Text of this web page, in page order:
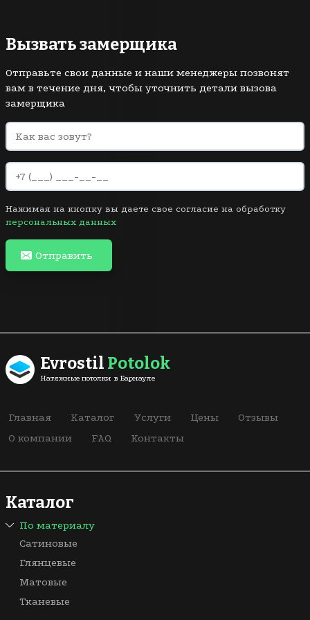
Вызвать замерщика
Отправьте свои данные и наши менеджеры позвонят
вам в течение дня, чтобы уточнить детали вызова
замерщика
Нажимая на кнопку вы даете свое согласие на обработку
персональных данных
Отправить
Evrostil Potolok
Натяжные потолки в Барнауле
Главная Каталог Услуги Цены
Отзывы
О компании
FAQ Контакты
Каталог
По материалу
Сатиновые
Глянцевые
Матовые
Тканевые